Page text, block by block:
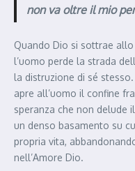
non va oltre il mio
Quando Dio si sottrae
l’uomo perde la strada
la distruzione di sé
apre all’uomo il confine
speranza che non delude
un denso basamento su
propria vita,
nell’Amore Dio.